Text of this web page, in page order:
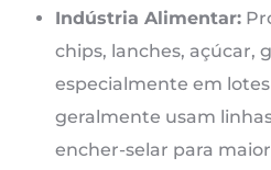
Indústria Alimentar:
chips, lanches, açúcar,
especialmente em
geralmente usam
encher-selar para